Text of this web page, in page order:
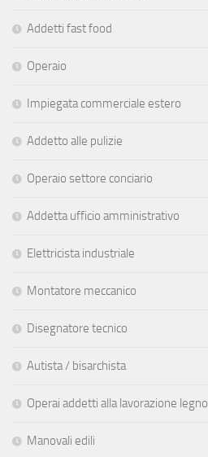
Addetti fast food
Operaio
Impiegata commerciale estero
Addetto alle pulizie
Operaio settore conciario
Addetta ufficio amministrativo
Elettricista industriale
Montatore meccanico
Disegnatore tecnico
Autista / bisarchista
Operai addetti alla lavorazione legno
Manovali edili